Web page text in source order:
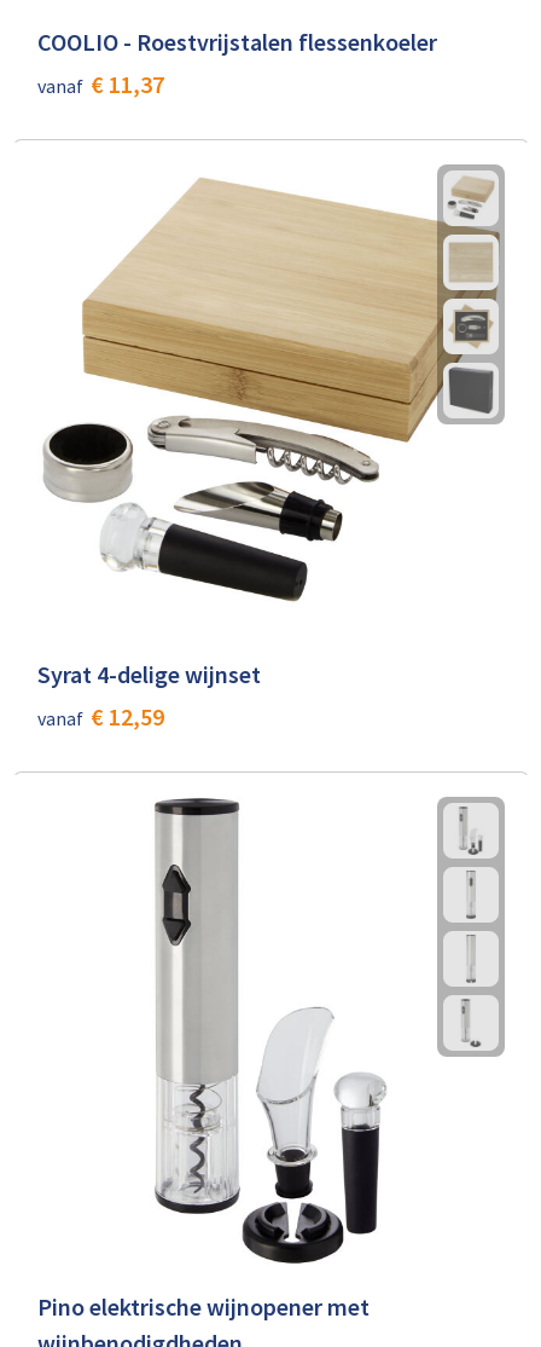
COOLIO - Roestvrijstalen flessenkoeler
vanaf € 11,37
Syrat 4-delige wijnset
vanaf € 12,59
Pino elektrische wijnopener met